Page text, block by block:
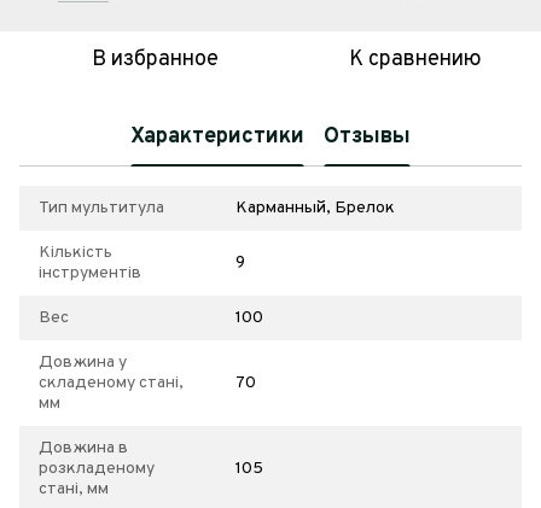
В избранное К сравнению
Характеристики Отзывы
Тип мультитула Карманный, Брелок
Кількість
інструментів
9
Вес 100
Довжина у
складеному стані,
мм
70
Довжина в
розкладеному
стані, мм
105